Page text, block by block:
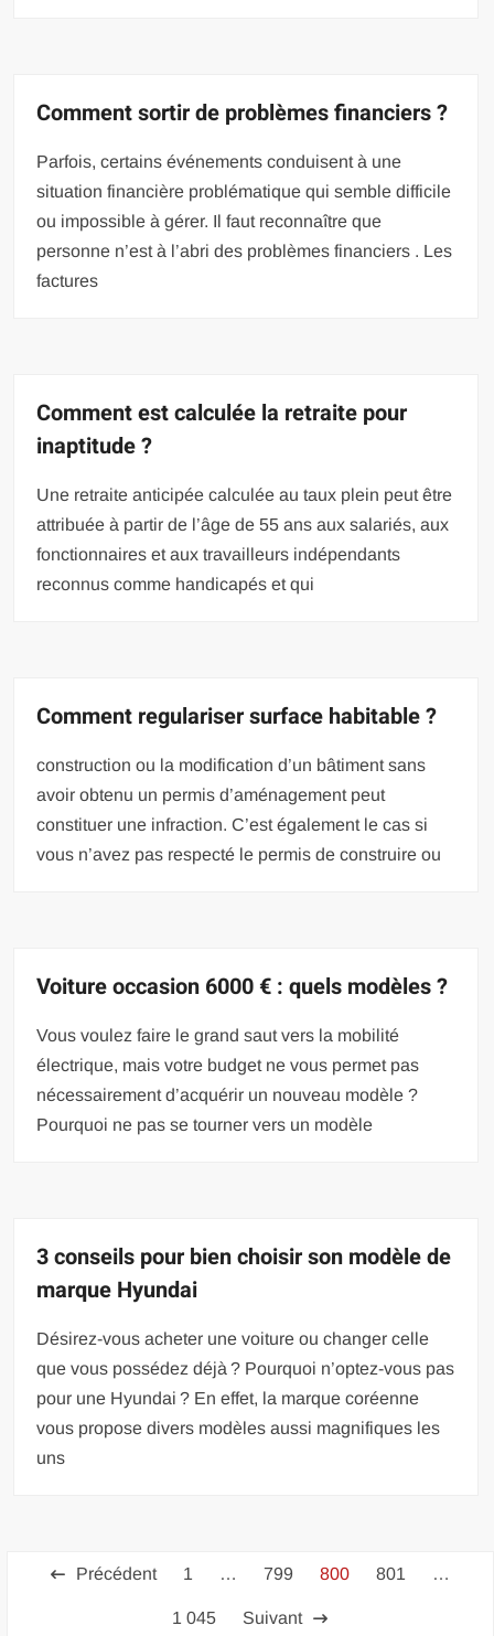
Comment sortir de problèmes financiers ?
Parfois, certains événements conduisent à une
situation financière problématique qui semble difficile
ou impossible à gérer. Il faut reconnaître que
personne n’est à l’abri des problèmes financiers . Les
factures
Comment est calculée la retraite pour
inaptitude ?
Une retraite anticipée calculée au taux plein peut être
attribuée à partir de l’âge de 55 ans aux salariés, aux
fonctionnaires et aux travailleurs indépendants
reconnus comme handicapés et qui
Comment regulariser surface habitable ?
construction ou la modification d’un bâtiment sans
avoir obtenu un permis d’aménagement peut
constituer une infraction. C’est également le cas si
vous n’avez pas respecté le permis de construire ou
Voiture occasion 6000 € : quels modèles ?
Vous voulez faire le grand saut vers la mobilité
électrique, mais votre budget ne vous permet pas
nécessairement d’acquérir un nouveau modèle ?
Pourquoi ne pas se tourner vers un modèle
3 conseils pour bien choisir son modèle de
marque Hyundai
Désirez-vous acheter une voiture ou changer celle
que vous possédez déjà ? Pourquoi n’optez-vous pas
pour une Hyundai ? En effet, la marque coréenne
vous propose divers modèles aussi magnifiques les
uns
Pagination
Précédent 1 … 799 800 801 …
1 045 Suivant